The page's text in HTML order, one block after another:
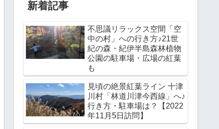
新着記事
不思議リラックス空間「空
中の村」への行き方♪21世
紀の森・紀伊半島森林植物
公園の駐車場・広場の紅葉
も
見頃の絶景紅葉ライン 十津
川村「林道川津今西線」へ♪
行き方・駐車場は？【2022
年11月5日訪問】